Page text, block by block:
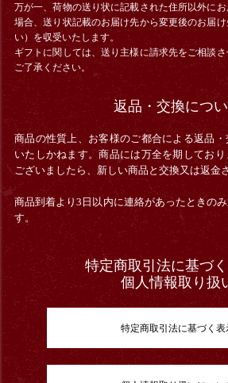
万が一、荷物の送り状に記載された住所以外に
場合、送り状記載のお届け先から変更後のお届
い）を収受いたします。
ギフトに関しては、送り主様に請求先をご相談
ご了承ください。
返品・交換につ
商品の性質上、お客様のご都合による返品
いたしかねます。商品には万全を期してお
ございましたら、新しい商品と交換又は返金
商品到着より3日以内に連絡があったときの
す。
特定商取引法に基づく
個人情報取り扱
特定商取引法に基づく表